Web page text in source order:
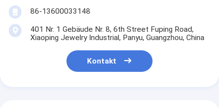
86-13600033148
401 Nr. 1 Gebäude Nr. 8, 6th Street Fuping Road,
Xiaoping Jewelry Industrial, Panyu, Guangzhou, China
Kontakt